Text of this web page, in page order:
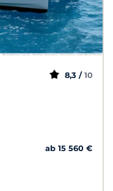
8,3 / 10
ab 15 560 €